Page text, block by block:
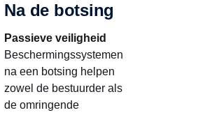
Na de botsing
Passieve veiligheid
Beschermingssystemen
na een botsing helpen
zowel de bestuurder als
de omringende